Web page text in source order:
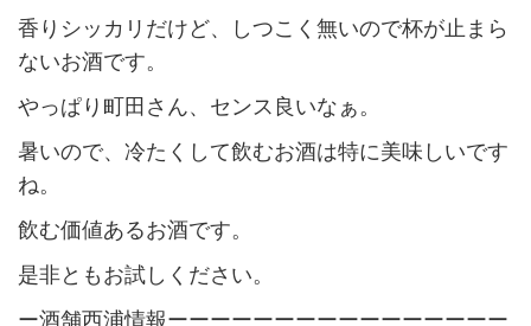
香りシッカリだけど、しつこく無いので杯が止まら
ないお酒です。
やっぱり町田さん、センス良いなぁ。
暑いので、冷たくして飲むお酒は特に美味しいです
ね。
飲む価値あるお酒です。
是非ともお試しください。
ー酒舗西浦情報ーーーーーーーーーーーーーーーー